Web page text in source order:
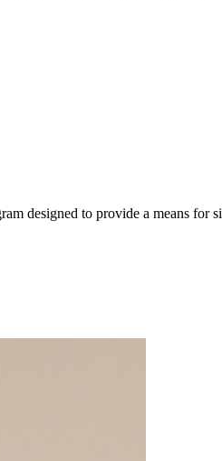
designed to provide a means for